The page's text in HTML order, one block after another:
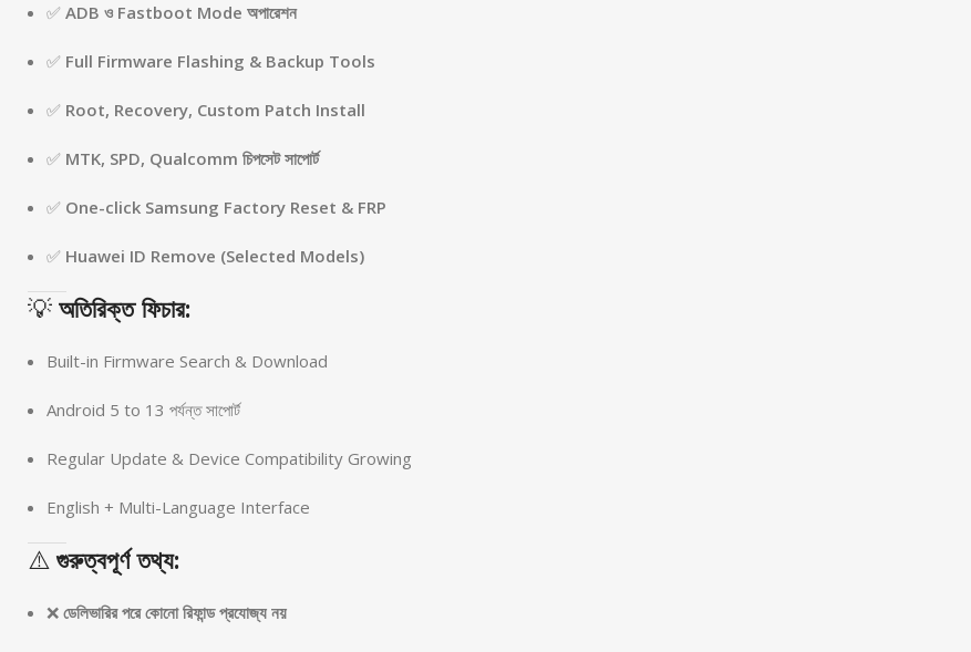
✅ ADB ও Fastboot Mode অপারেশন
✅ Full Firmware Flashing & Backup Tools
✅ Root, Recovery, Custom Patch Install
✅ MTK, SPD, Qualcomm চিপসেট সাপোর্ট
✅ One-click Samsung Factory Reset & FRP
✅ Huawei ID Remove (Selected Models)
💡 অতিরিক্ত ফিচার:
Built-in Firmware Search & Download
Android 5 to 13 পর্যন্ত সাপোর্ট
Regular Update & Device Compatibility Growing
English + Multi-Language Interface
⚠️গুরুত্বপূর্ণ তথ্য:
❌ ডেলিভারির পরে কোনো রিফান্ড প্রযোজ্য নয়